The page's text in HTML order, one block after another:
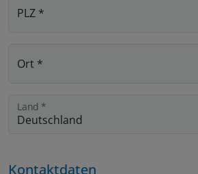
PLZ *
Ort *
Land *
Kontaktdaten